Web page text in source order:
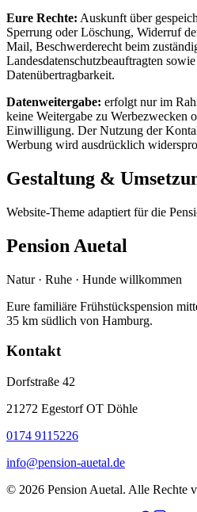
Eure Rechte: Auskunft über
Sperrung oder Löschung, Widerruf
Mail, Beschwerderecht beim
Landesdatenschutzbeauftragten
Datenübertragbarkeit.
Datenweitergabe: erfolgt nur im
keine Weitergabe zu Werbezwecken
Einwilligung. Der Nutzung der
Werbung wird ausdrücklich
Gestaltung &
Website-Theme adaptiert für die
Pension Auetal
Natur · Ruhe · Hunde willkommen
Eure familiäre Frühstückspension
35 km südlich von Hamburg.
Kontakt
Dorfstraße 42
21272 Egestorf OT Döhle
0174 9115226
info@pension-auetal.de
© 2026 Pension Auetal. Alle Rechte